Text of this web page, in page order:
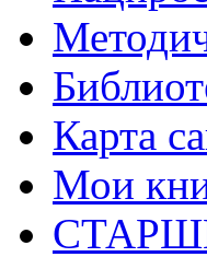
Карта
Мои